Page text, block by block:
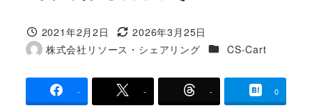
投稿日
2021年2月2日
更新日
2026年3月25日
著
株式会社リソース・シェアリング カテゴリー
CS-Cart
- - - 0